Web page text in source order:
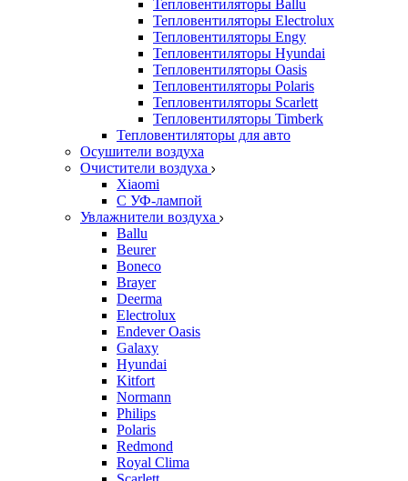
Тепловентиляторы Ballu
Тепловентиляторы Electrolux
Тепловентиляторы Engy
Тепловентиляторы Hyundai
Тепловентиляторы Oasis
Тепловентиляторы Polaris
Тепловентиляторы Scarlett
Тепловентиляторы Timberk
Тепловентиляторы для авто
Осушители воздуха
Очистители воздуха
Xiaomi
С УФ-лампой
Увлажнители воздуха
Ballu
Beurer
Boneco
Brayer
Deerma
Electrolux
Endever Oasis
Galaxy
Hyundai
Kitfort
Normann
Philips
Polaris
Redmond
Royal Clima